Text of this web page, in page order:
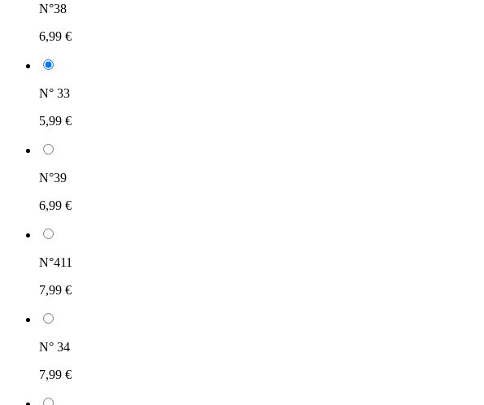
N°38
6,99 €
N° 33
5,99 €
N°39
6,99 €
N°411
7,99 €
N° 34
7,99 €